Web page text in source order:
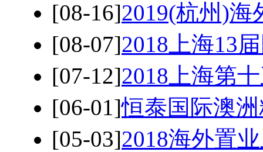
[08-16]2019(杭州)
[08-07]2018上海13
[07-12]2018上海第
[06-01]恒泰国际澳
[05-03]2018海外置